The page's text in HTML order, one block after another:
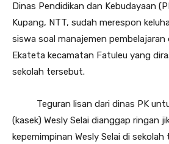
Dinas Pendidikan dan Kebudayaan
Kupang, NTT, sudah merespon
siswa soal manajemen pembelajaran
Ekateta kecamatan Fatuleu yang
sekolah tersebut.
Teguran lisan dari dinas PK
(kasek) Wesly Selai dianggap ringan
kepemimpinan Wesly Selai di